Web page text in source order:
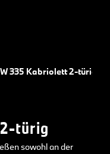
335 Kabriolett 2-türig
türig
sowohl an der